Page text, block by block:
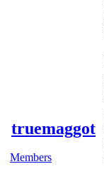
truemaggot
Members